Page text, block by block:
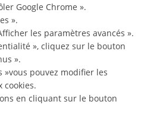
Google Chrome ».
».
les paramètres avancés ».
», cliquez sur le bouton
».
»vous pouvez modifier les
cookies.
en cliquant sur le bouton